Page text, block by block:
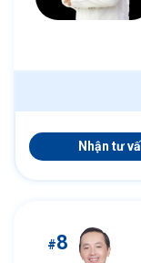
Nhận tư
#8